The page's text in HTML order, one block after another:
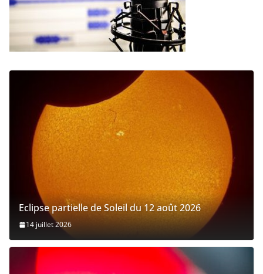
Eclipse partielle de Soleil du 12 août 2026
14 juillet 2026